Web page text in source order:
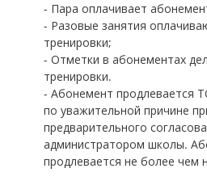
- Пара оплачивает
- Разовые занятия
тренировки;
- Отметки в абонементах
тренировки.
- Абонемент продлевается
по уважительной причине
предварительного
администратором школы.
продлевается не более чем